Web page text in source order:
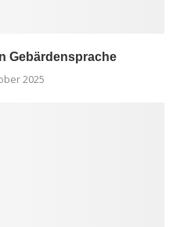
Gebärdensprache
2025